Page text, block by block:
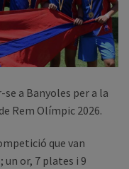
a Banyoles per a la
Rem Olímpic 2026.
que van
or, 7 plates i 9